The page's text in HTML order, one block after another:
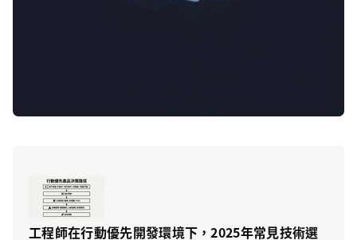
工程師在行動優先開發環境下，2025年常見技術選